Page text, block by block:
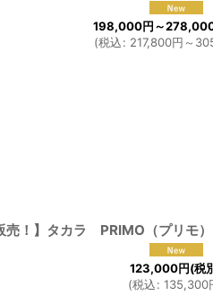
198,000円～
(税込: 217,800円 ～
売！】タカラ PRIMO（プリモ）
123,000円(税
(税込: 135,300